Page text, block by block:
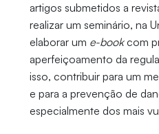
artigos submetidos a
realizar um seminário, na
elaborar um e-bookcom
aperfeiçoamento da
isso, contribuir para um
e para a prevenção de
especialmente dos mais